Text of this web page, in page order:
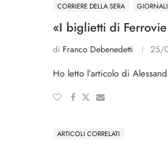
CORRIERE DELLA SERA GIORNALI
«I biglietti di
di Franco Debenedetti 25/
Ho letto l’articolo di
ARTICOLI CORRELATI